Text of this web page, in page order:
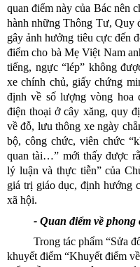
quan điểm này của Bác nên
hành những Thông Tư, Quy
gây ảnh hưởng tiêu cực đến
điểm cho bà Mẹ Việt Nam
tiếng, ngực “lép” không
xe chính chủ, giấy chứng
định về số lượng vòng hoa
điện thoại ở cây xăng, quy
về đỗ, lưu thông xe ngày
bộ, công chức, viên chức
quan tài…” mới thấy được
lý luận và thực tiễn” của
giá trị giáo dục, định hướng
xã hội.
- Quan điểm về phong
Trong tác phẩm “Sửa
khuyết điểm “Khuyết điểm